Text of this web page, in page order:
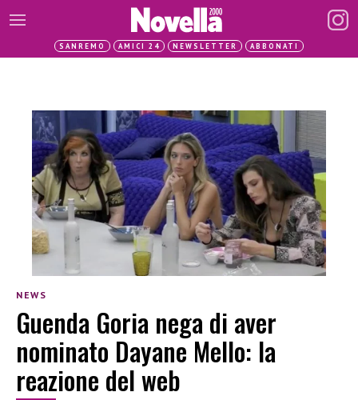
SANREMO AMICI 24 NEWSLETTER ABBONATI
NEWS
Guenda Goria nega di aver
nominato Dayane Mello: la
reazione del web